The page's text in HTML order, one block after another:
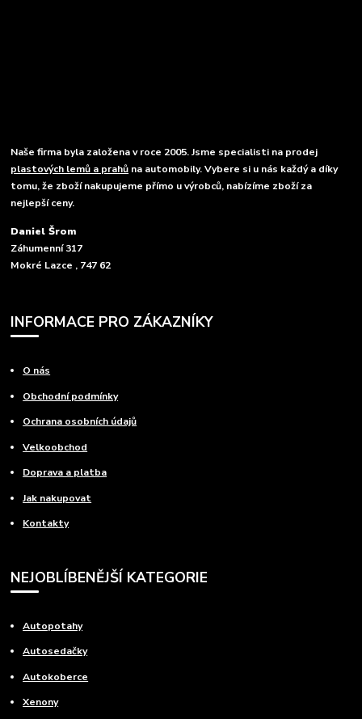
Naše firma byla založena v roce 2005. Jsme specialisti na prodej
plastových lemů a prahů na automobily. Vybere si u nás každý a díky
tomu, že zboží nakupujeme přímo u výrobců, nabízíme zboží za
nejlepší ceny.
Daniel Šrom
Záhumenní 317
Mokré Lazce , 747 62
INFORMACE PRO ZÁKAZNÍKY
O nás
Obchodní podmínky
Ochrana osobních údajů
Velkoobchod
Doprava a platba
Jak nakupovat
Kontakty
NEJOBLÍBENĚJŠÍ KATEGORIE
Autopotahy
Autosedačky
Autokoberce
Xenony